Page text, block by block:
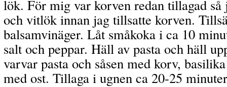
lök. För mig var korven redan tillagad
och vitlök innan jag tillsatte korven.
balsamvinäger. Låt småkoka i ca 10
salt och peppar. Häll av pasta och häll
varvar pasta och såsen med korv,
med ost. Tillaga i ugnen ca 20-25